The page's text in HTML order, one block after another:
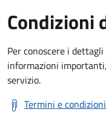
Condizioni
Per conoscere i
informazioni
servizio.
Termini e